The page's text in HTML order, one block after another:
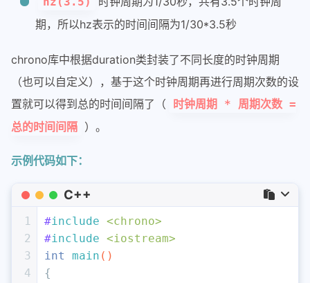
期，所以hz表示的时间间隔为1/30*3.5秒
chrono库中根据duration类封装了不同长度的时钟周期
（也可以自定义），基于这个时钟周期再进行周期次数的设
置就可以得到总的时间间隔了（
时钟周期 * 周期次数 =
总的时间间隔 ）。
示例代码如下：
C++
1
2
3
4
#include <chrono>
#include <iostream>
int
main ()
{